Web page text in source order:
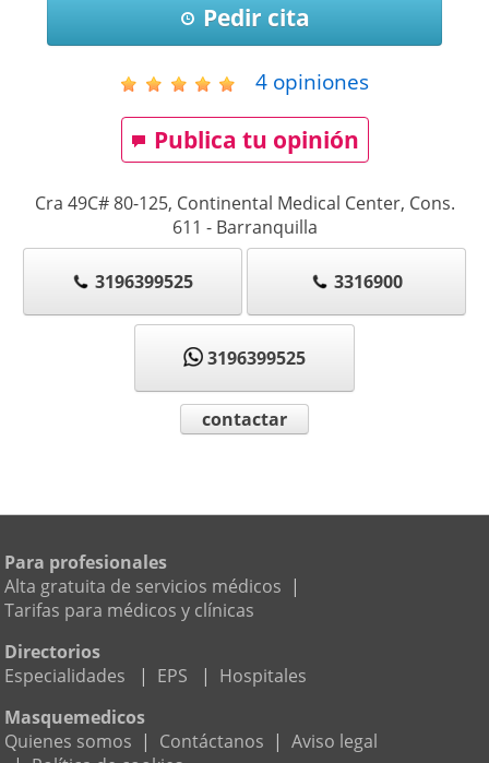
Pedir cita
4opiniones
Publica tu opinión
Cra 49C# 80-125, Continental Medical Center, Cons.
611 - Barranquilla
3196399525 3316900
3196399525
contactar
Para profesionales
Alta gratuita de servicios médicos |
Tarifas para médicos y clínicas
Directorios
Especialidades
| EPS | Hospitales
Masquemedicos
Quienes somos | Contáctanos | Aviso legal